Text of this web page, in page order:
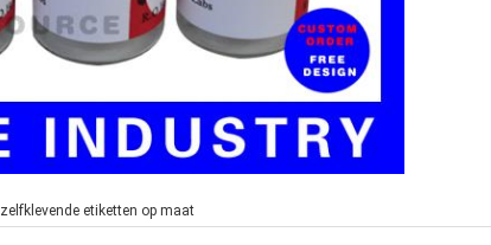
zelfklevende etiketten op maat